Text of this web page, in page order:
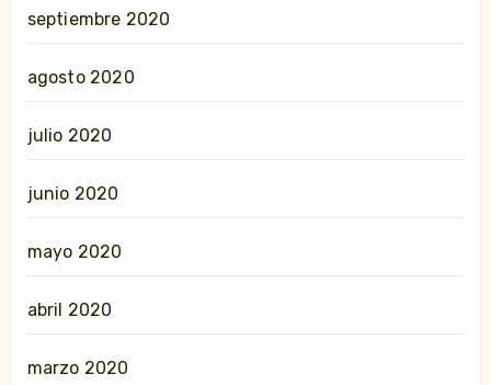
septiembre 2020
agosto 2020
julio 2020
junio 2020
mayo 2020
abril 2020
marzo 2020